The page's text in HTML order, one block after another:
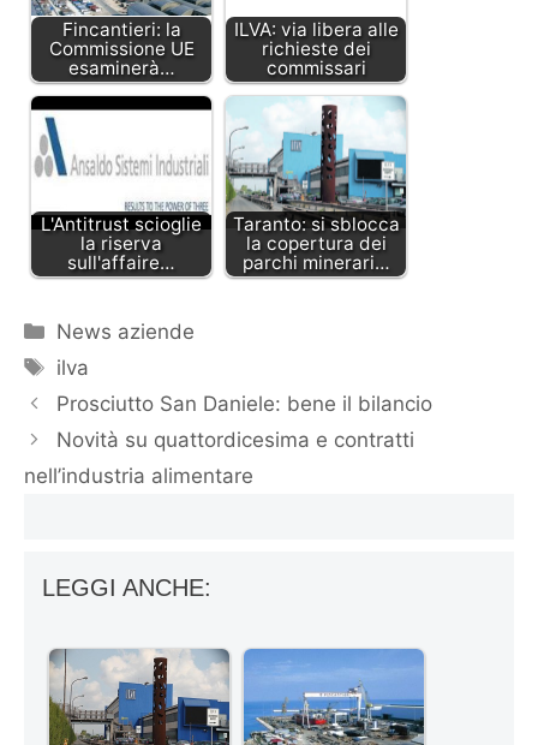
Fincantieri: la
Commissione UE
esaminerà…
ILVA: via libera alle
richieste dei
commissari
L'Antitrust scioglie
la riserva
sull'affaire…
Taranto: si sblocca
la copertura dei
parchi minerari…
Categorie
News aziende
Tag
ilva
Prosciutto San Daniele: bene il bilancio
Novità su quattordicesima e contratti
nell’industria alimentare
LEGGI ANCHE: